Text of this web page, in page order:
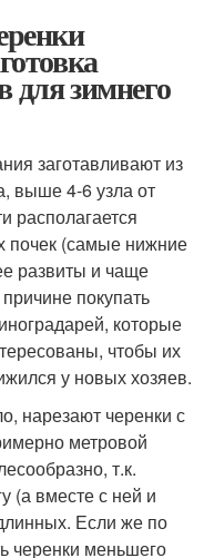
для зимнего
заготавливают из
выше 4-6 узла от
располагается
почек (самые нижние
развиты и чаще
покупать
которые
чтобы их
у новых хозяев.
нарезают черенки с
метровой
т.к.
(а вместе с ней и
Если же по
черенки меньшего